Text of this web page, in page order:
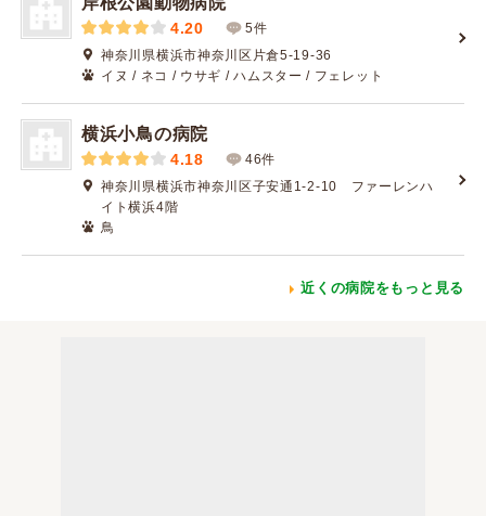
4.20
5件
神奈川県横浜市神奈川区片倉5-19-36
イヌ / ネコ / ウサギ / ハムスター / フェレット
横浜小鳥の病院
4.18
46件
神奈川県横浜市神奈川区子安通1-2-10 ファーレンハ
イト横浜4階
鳥
近くの病院をもっと見る